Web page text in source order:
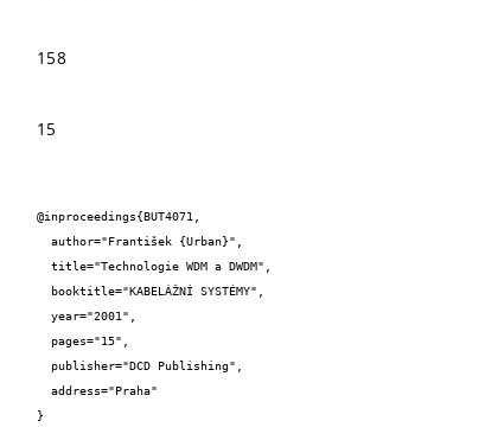
158
15
@inproceedings{BUT4071,
}